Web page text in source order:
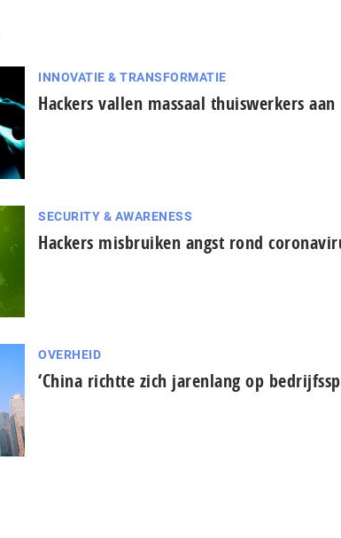
INNOVATIE & TRANSFORMATIE
Hackers vallen massaal thuiswerkers aan
SECURITY & AWARENESS
Hackers misbruiken angst rond
OVERHEID
‘China richtte zich jarenlang op